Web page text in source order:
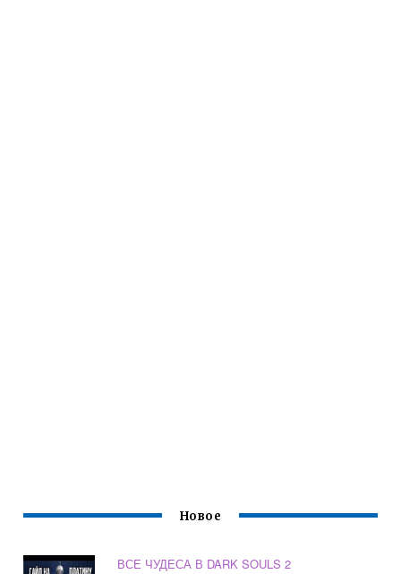
Новое
ВСЕ ЧУДЕСА В DARK SOULS 2